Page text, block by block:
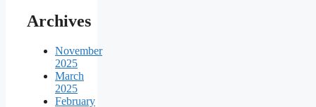
Archives
November
2025
March
2025
February